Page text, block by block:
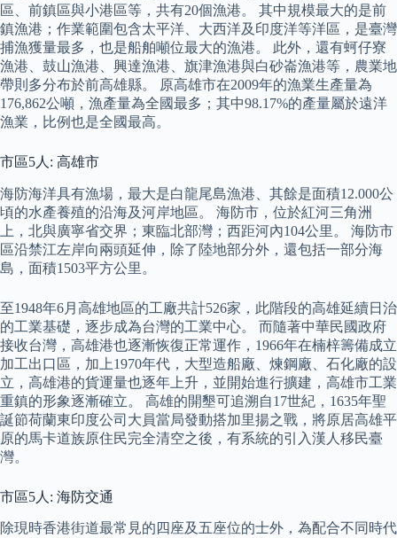
區、前鎮區與小港區等，共有20個漁港。 其中規模最大的是前
鎮漁港；作業範圍包含太平洋、大西洋及印度洋等洋區，是臺灣
捕漁獲量最多，也是船舶噸位最大的漁港。 此外，還有蚵仔寮
漁港、鼓山漁港、興達漁港、旗津漁港與白砂崙漁港等，農業地
帶則多分布於前高雄縣。 原高雄市在2009年的漁業生產量為
176,862公噸，漁產量為全國最多；其中98.17%的產量屬於遠洋
漁業，比例也是全國最高。
市區5人: 高雄市
海防海洋具有漁場，最大是白龍尾島漁港、其餘是面積12.000公
頃的水產養殖的沿海及河岸地區。 海防市，位於紅河三角洲
上，北與廣寧省交界；東臨北部灣；西距河內104公里。 海防市
區沿禁江左岸向兩頭延伸，除了陸地部分外，還包括一部分海
島，面積1503平方公里。
至1948年6月高雄地區的工廠共計526家，此階段的高雄延續日治
的工業基礎，逐步成為台灣的工業中心。 而隨著中華民國政府
接收台灣，高雄港也逐漸恢復正常運作，1966年在楠梓籌備成立
加工出口區，加上1970年代，大型造船廠、煉鋼廠、石化廠的設
立，高雄港的貨運量也逐年上升，並開始進行擴建，高雄市工業
重鎮的形象逐漸確立。 高雄的開墾可追溯自17世紀，1635年聖
誕節荷蘭東印度公司大員當局發動搭加里揚之戰，將原居高雄平
原的馬卡道族原住民完全清空之後，有系統的引入漢人移民臺
灣。
市區5人: 海防交通
除現時香港街道最常見的四座及五座位的士外，為配合不同時代